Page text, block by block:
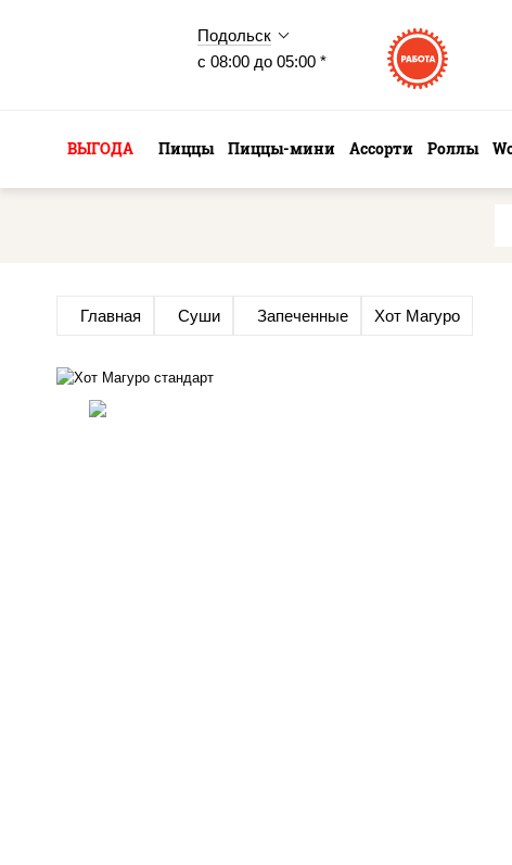
Подольск
с 08:00 до 05:00 *
ВЫГОДА Пиццы Пиццы-мини Ассорти Роллы
Главная Суши Запеченные Хот Магуро